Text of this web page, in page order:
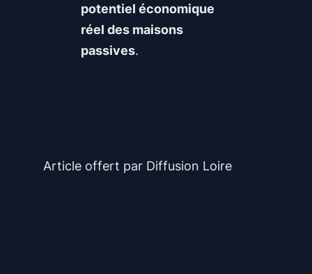
potentiel économique
réel des maisons
passives.
Article offert par Diffusion Loire